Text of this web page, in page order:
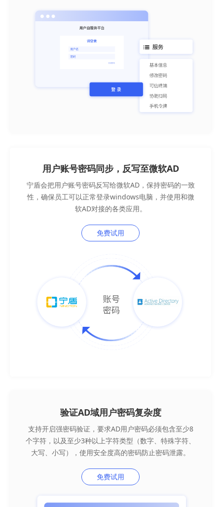
用户账号密码同步，反写至微软AD
宁盾会把用户账号密码反写给微软AD，保持密码的一致
性，确保员工可以正常登录windows电脑，并使用和微
软AD对接的各类应用。
免费试用
验证AD域用户密码复杂度
支持开启强密码验证，要求AD用户密码必须包含至少8
个字符，以及至少3种以上字符类型（数字、特殊字符、
大写、小写），使用安全度高的密码防止密码泄露。
免费试用